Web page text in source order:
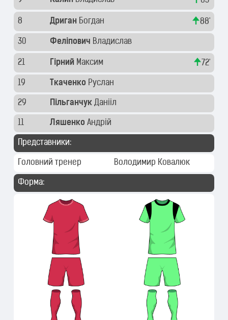
8 Дриган Богдан 88'
30 Феліпович Владислав
21 Гірний Максим 72'
19 Ткаченко Руслан
29 Пільганчук Данііл
11 Ляшенко Андрій
Представники:
Головний тренер Володимир Ковалюк
Форма: